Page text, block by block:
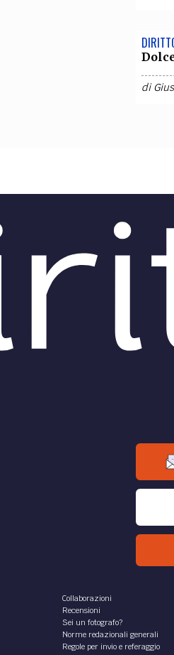
di
Collaborazioni
Recensioni
Sei un fotografo?
Norme redazionali generali
Regole per invio e referaggio